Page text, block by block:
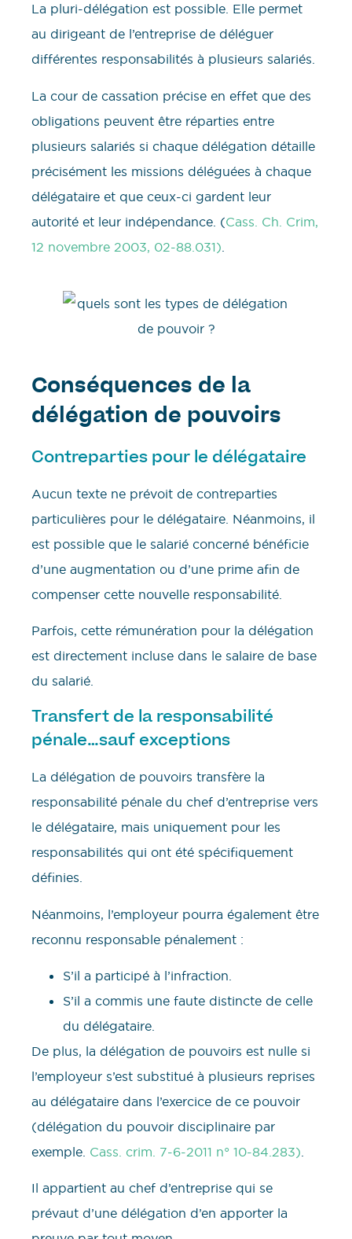
La pluri-délégation est possible. Elle permet
au dirigeant de l’entreprise de déléguer
différentes responsabilités à plusieurs salariés.
La cour de cassation précise en effet que des
obligations peuvent être réparties entre
plusieurs salariés si chaque délégation détaille
précisément les missions déléguées à chaque
délégataire et que ceux-ci gardent leur
autorité et leur indépendance. (Cass. Ch. Crim,
12 novembre 2003, 02-88.031)
Conséquences de la
délégation de pouvoirs
Contreparties pour le délégataire
Aucun texte ne prévoit de contreparties
particulières pour le délégataire. Néanmoins, il
est possible que le salarié concerné bénéficie
d’une augmentation ou d’une prime afin de
compenser cette nouvelle responsabilité.
Parfois, cette rémunération pour la délégation
est directement incluse dans le salaire de base
du salarié.
Transfert de la responsabilité
pénale…sauf exceptions
La délégation de pouvoirs transfère la
responsabilité pénale du chef d’entreprise vers
le délégataire, mais uniquement pour les
responsabilités qui ont été spécifiquement
définies.
Néanmoins, l’employeur pourra également être
reconnu responsable pénalement :
S’il a participé à l’infraction.
S’il a commis une faute distincte de celle
du délégataire.
De plus, la délégation de pouvoirs est nulle si
l’employeur s’est substitué à plusieurs reprises
au délégataire dans l’exercice de ce pouvoir
(délégation du pouvoir disciplinaire par
exemple. Cass. crim. 7-6-2011 n° 10-84.283).
Il appartient au chef d’entreprise qui se
prévaut d’une délégation d’en apporter la